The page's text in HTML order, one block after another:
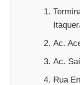
Ac.
Ac.
Rua